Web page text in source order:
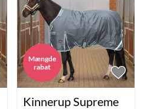
Mængde
rabat
Kinnerup Supreme